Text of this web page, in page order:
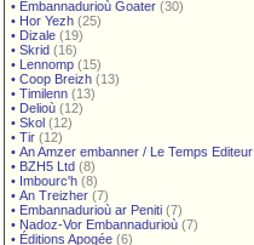
• Embannadurioù Goater (30)
• Hor Yezh (25)
• Dizale (19)
• Skrid (16)
• Lennomp (15)
• Coop Breizh (13)
• Timilenn (13)
• Delioù (12)
• Skol (12)
• Tir (12)
• An Amzer embanner / Le Temps Editeur
• BZH5 Ltd (8)
• Imbourc'h (8)
• An Treizher (7)
• Embannadurioù ar Peniti (7)
• Nadoz-Vor Embannadurioù (7)
• Éditions Apogée (6)